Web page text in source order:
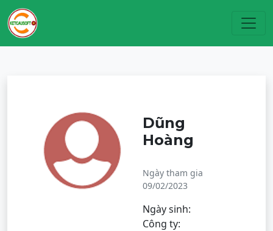
Dũng
Hoàng
Ngày tham gia
09/02/2023
Ngày sinh:
Công ty: